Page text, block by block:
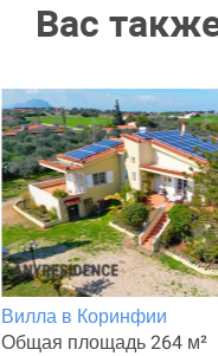
Вас
Вилла в Коринфии
Общая площадь 264 м²